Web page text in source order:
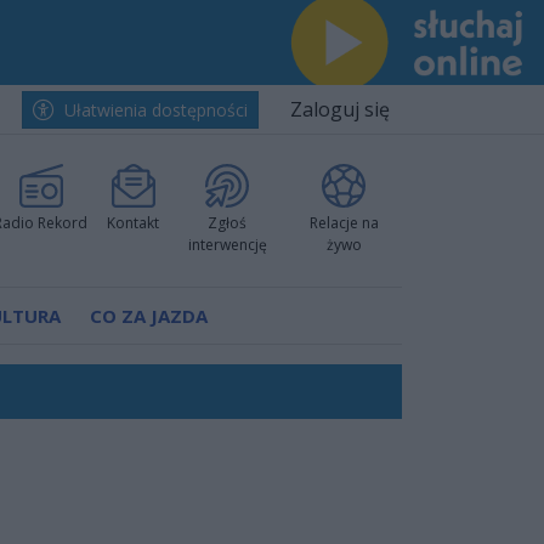
Ułatwienia dostępności Zaloguj się
Rekord Kontakt
Zgłoś
interwencję
Relacje na
żywo
CO ZA JAZDA
pokazali klasę
nową sportową tradycję"